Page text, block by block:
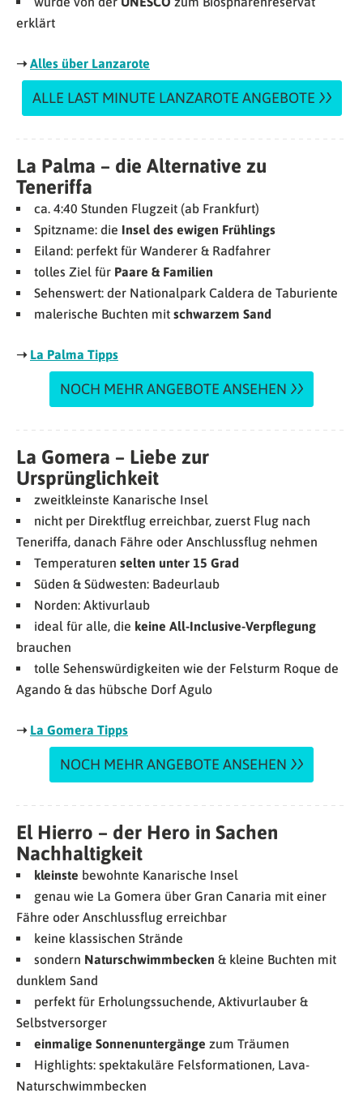
erklärt
➝Alles über Lanzarote
ALLE LAST MINUTE LANZAROTE ANGEBOTE
La Palma – die Alternative zu
Teneriffa
ca. 4:40 Stunden Flugzeit (ab Frankfurt)
Spitzname: die Insel des ewigen Frühlings
Eiland: perfekt für Wanderer & Radfahrer
tolles Ziel für Paare & Familien
Sehenswert: der Nationalpark Caldera de Taburiente
malerische Buchten mit schwarzem Sand
➝ La Palma Tipps
NOCH MEHR ANGEBOTE ANSEHEN
La Gomera – Liebe zur
Ursprünglichkeit
zweitkleinste Kanarische Insel
nicht per Direktflug erreichbar, zuerst Flug nach
Teneriffa, danach Fähre oder Anschlussflug nehmen
Temperaturen selten unter 15 Grad
Süden & Südwesten: Badeurlaub
Norden: Aktivurlaub
ideal für alle, die keine All-Inclusive-Verpflegung
brauchen
tolle Sehenswürdigkeiten wie der Felsturm Roque de
Agando & das hübsche Dorf Agulo
➝ La Gomera Tipps
NOCH MEHR ANGEBOTE ANSEHEN
El Hierro – der Hero in Sachen
Nachhaltigkeit
kleinste bewohnte Kanarische Insel
genau wie La Gomera über Gran Canaria mit einer
Fähre oder Anschlussflug erreichbar
keine klassischen Strände
sondern Naturschwimmbecken & kleine Buchten mit
dunklem Sand
perfekt für Erholungssuchende, Aktivurlauber &
Selbstversorger
einmalige Sonnenuntergänge zum Träumen
Highlights: spektakuläre Felsformationen, Lava-
Naturschwimmbecken